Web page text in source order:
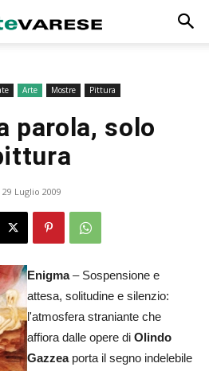
Arte Mostre Pittura
parola, solo
29 Luglio 2009
Enigma– Sospensione e
attesa, solitudine e silenzio:
l'atmosfera straniante che
affiora dalle opere di Olindo
Gazzeaporta il segno indelebile